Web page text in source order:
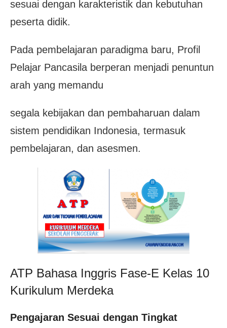
sesuai dengan karakteristik dan kebutuhan
peserta didik.
Pada pembelajaran paradigma baru, Profil
Pelajar Pancasila berperan menjadi penuntun
arah yang memandu
segala kebijakan dan pembaharuan dalam
sistem pendidikan Indonesia, termasuk
pembelajaran, dan asesmen.
ATP Bahasa Inggris Fase-E Kelas 10
Kurikulum Merdeka
Pengajaran Sesuai dengan Tingkat